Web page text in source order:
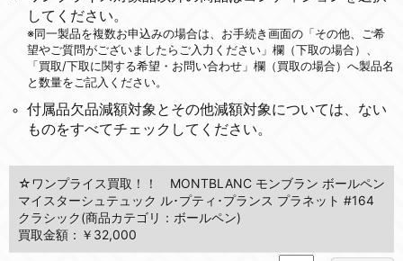
してください。
※同一製品を複数お申込みの場合は、お手続き画面の「その他、ご希
望やご質問がございましたらご入力ください」欄（下取の場合）、
「買取/下取に関する希望・お問い合わせ」欄（買取の場合）へ製品名
と数量をご記入ください。
付属品欠品減額対象とその他減額対象については、ない
ものをすべてチェックしてください。
☆ワンプライス買取！！ MONTBLANC モンブラン ボールペン
マイスターシュテュック ル･プティ･プランス プラネット #164
クラシック(商品カテゴリ：ボールペン)
買取金額：￥32,000